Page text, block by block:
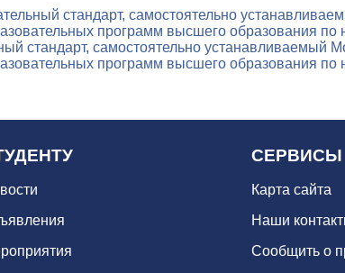
стандарт, самостоятельно
программ высшего образования по
стандарт, самостоятельно устанавливаемый
программ высшего образования по
СЕРВИСЫ
Карта сайта
Наши
Сообщить о